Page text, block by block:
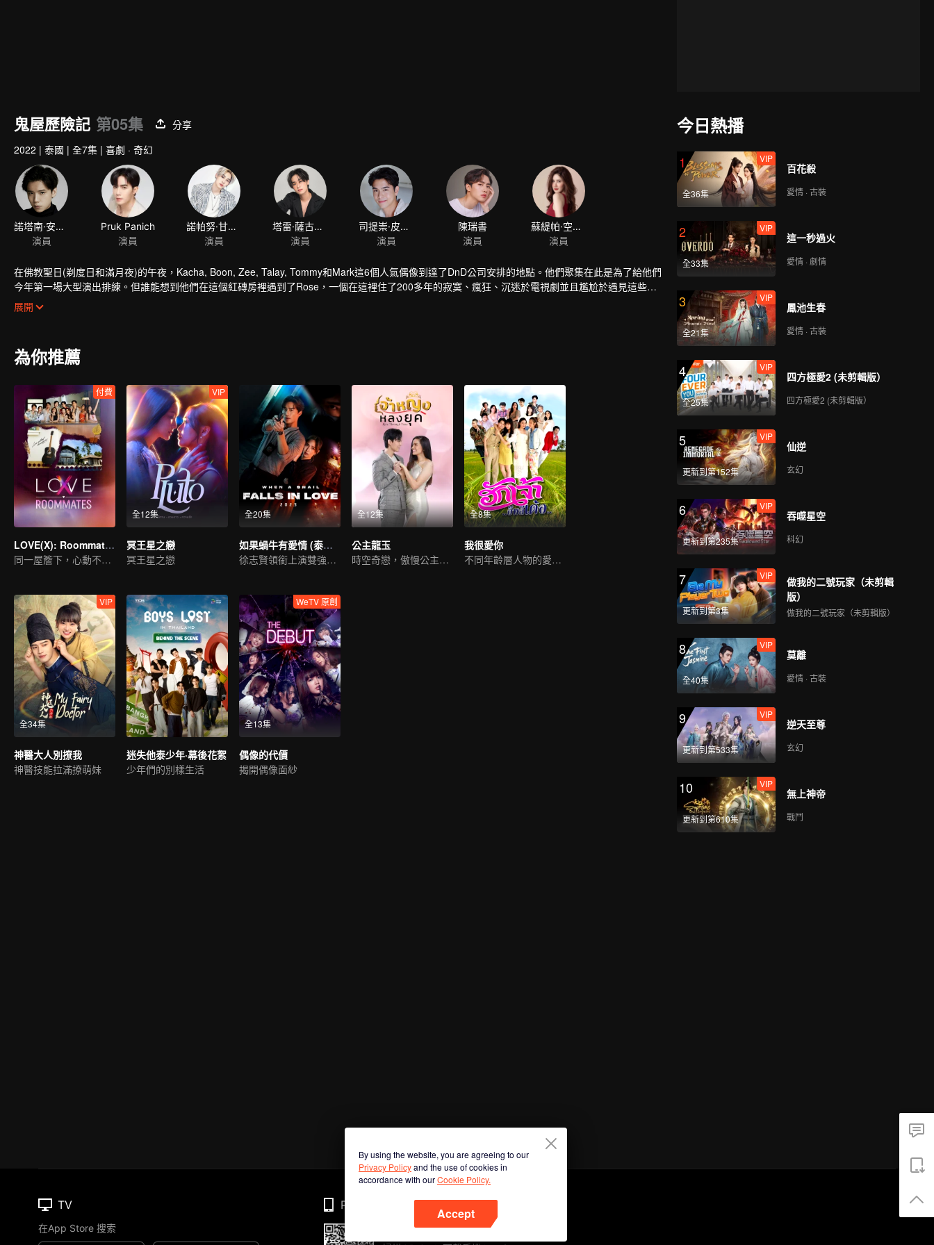
鬼屋歷險記 第05集
分享
2022 | 泰國 | 全7集 | 喜劇 · 奇幻
諾塔南·安楚裏帕迪
演員
在佛教聖日(剃度日和滿月夜)的午夜，Kacha, Boon, Zee, Talay, Tommy和Mark這6個人氣偶像到達了DnD公司安排的地點。他們聚集在此是為了給他們
今年第一場大型演出排練。但誰能想到他們在這個紅磚房裡遇到了Rose，一個在這裡住了200多年的寂寞、瘋狂、沉迷於電視劇並且尷尬於遇見這些偶
像的幽靈，並陷入了一系列混亂呢？超乎想象的意外情況詭異扭曲，令人捧腹，這個紅磚房裡的神祕事件讓著6個青年不得不開始他們的冒險，只為弄清
發生在他們身上的事情到底是真的幽靈作祟，還是隻是他們的幻想……
展開
為你推薦
付費
LOVE(X): Roommates
同一屋簷下，心動不設防！LOVE(X)合拍室友特輯
全12集
VIP
冥王星之戀
冥王星之戀
全20集
如果蝸牛有愛情 (泰國版)
徐志賢領銜上演雙強探案
全12集
公主龍玉
時空奇戀，傲慢公主情牽異代
全8集
我很愛你
不同年齡層人物的愛情故事
全34集
VIP
神醫大人別撩我
神醫技能拉滿撩萌妹
迷失他泰少年·幕後花絮
少年們的別樣生活
全13集
WeTV 原創
偶像的代價
揭開偶像面紗
今日熱播
1
全36集
VIP
百花殺
愛情 · 古裝
2
全33集
VIP
這一秒過火
愛情 · 劇情
3
全21集
VIP
鳳池生春
愛情 · 古裝
4
全25集
VIP
四方極愛2 (未剪輯版）
四方極愛2 (未剪輯版）
5
更新到第152集
VIP
仙逆
玄幻
6
更新到第235集
VIP
吞噬星空
科幻
7
更新到第3集
VIP
做我的二號玩家（未剪輯
版）
做我的二號玩家（未剪輯版）
8
全40集
VIP
莫離
愛情 · 古裝
9
更新到第533集
VIP
逆天至尊
玄幻
10
更新到第610集
VIP
無上神帝
戰鬥
By using the website, you are agreeing to our
Privacy Policyand the use of cookies in
accordance with ourCookie Policy.
Accept
TV
在App Store 搜索
Phone